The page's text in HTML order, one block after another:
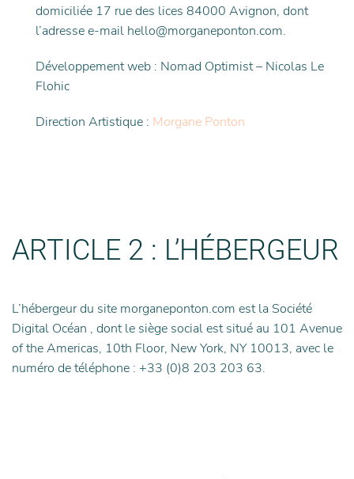
domiciliée 17 rue des lices 84000 Avignon, dont
l’adresse e-mail hello@morganeponton.com.
Développement web : Nomad Optimist – Nicolas Le
Flohic
Direction Artistique : Morgane Ponton
ARTICLE 2 : L’HÉBERGEUR
L’hébergeur du site morganeponton.com est la Société
Digital Océan , dont le siège social est situé au 101 Avenue
of the Americas, 10th Floor, New York, NY 10013, avec le
numéro de téléphone : +33 (0)8 203 203 63.